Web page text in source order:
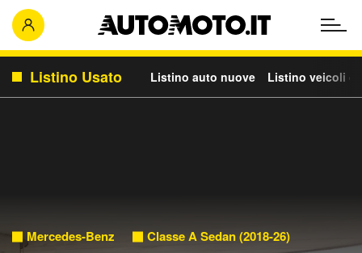
Listino Usato Listino auto nuove Listino veicoli
Mercedes-Benz Classe A Sedan (2018-26)